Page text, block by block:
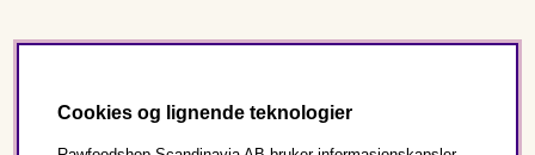
Cookies og lignende teknologier